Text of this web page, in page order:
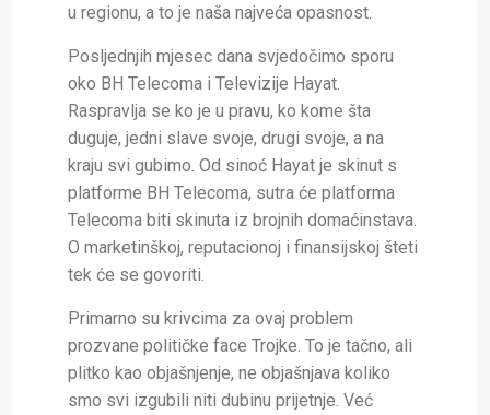
u regionu, a to je naša najveća opasnost.
Posljednjih mjesec dana svjedočimo sporu
oko BH Telecoma i Televizije Hayat.
Raspravlja se ko je u pravu, ko kome šta
duguje, jedni slave svoje, drugi svoje, a na
kraju svi gubimo. Od sinoć Hayat je skinut s
platforme BH Telecoma, sutra će platforma
Telecoma biti skinuta iz brojnih domaćinstava.
O marketinškoj, reputacionoj i finansijskoj šteti
tek će se govoriti.
Primarno su krivcima za ovaj problem
prozvane političke face Trojke. To je tačno, ali
plitko kao objašnjenje, ne objašnjava koliko
smo svi izgubili niti dubinu prijetnje. Već